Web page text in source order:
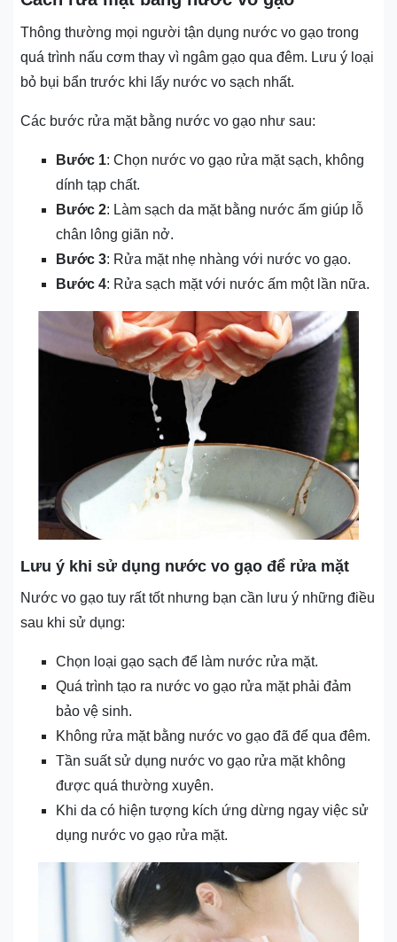
Thông thường mọi người tận dụng nước vo gạo trong
quá trình nấu cơm thay vì ngâm gạo qua đêm. Lưu ý loại
bỏ bụi bẩn trước khi lấy nước vo sạch nhất.
Các bước rửa mặt bằng nước vo gạo như sau:
Bước 1: Chọn nước vo gạo rửa mặt sạch, không
dính tạp chất.
Bước 2: Làm sạch da mặt bằng nước ấm giúp lỗ
chân lông giãn nở.
Bước 3: Rửa mặt nhẹ nhàng với nước vo gạo.
Bước 4: Rửa sạch mặt với nước ấm một lần nữa.
Lưu ý khi sử dụng nước vo gạo để rửa mặt
Nước vo gạo tuy rất tốt nhưng bạn cần lưu ý những điều
sau khi sử dụng:
Chọn loại gạo sạch để làm nước rửa mặt.
Quá trình tạo ra nước vo gạo rửa mặt phải đảm
bảo vệ sinh.
Không rửa mặt bằng nước vo gạo đã để qua đêm.
Tần suất sử dụng nước vo gạo rửa mặt không
được quá thường xuyên.
Khi da có hiện tượng kích ứng dừng ngay việc sử
dụng nước vo gạo rửa mặt.